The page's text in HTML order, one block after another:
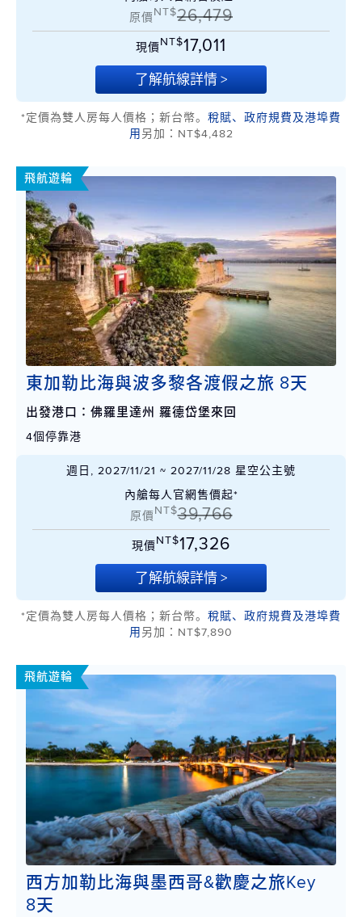
原價NT$26,479
現價NT$17,011
了解航線詳情 >
*定價為雙人房每人價格；新台幣。 稅賦、政府規費及港埠費
用 另加：NT$4,482
飛航遊輪
東加勒比海與波多黎各渡假之旅 8天
出發港口：佛羅里達州 羅德岱堡來回
4個停靠港
週日, 2027/11/21 ~ 2027/11/28 星空公主號
內艙每人官網售價起*
原價NT$39,766
現價NT$17,326
了解航線詳情 >
*定價為雙人房每人價格；新台幣。 稅賦、政府規費及港埠費
用 另加：NT$7,890
飛航遊輪
西方加勒比海與墨西哥&歡慶之旅Key
8天